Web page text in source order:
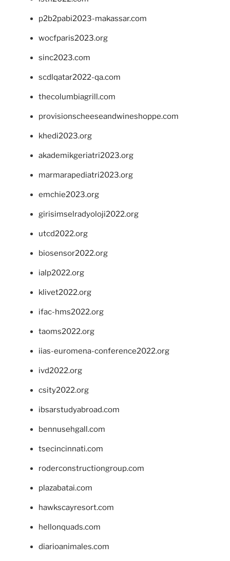
p2b2pabi2023-makassar.com
wocfparis2023.org
sinc2023.com
scdlqatar2022-qa.com
thecolumbiagrill.com
provisionscheeseandwineshoppe.com
khedi2023.org
akademikgeriatri2023.org
marmarapediatri2023.org
emchie2023.org
girisimselradyoloji2022.org
utcd2022.org
biosensor2022.org
ialp2022.org
klivet2022.org
ifac-hms2022.org
taoms2022.org
iias-euromena-conference2022.org
ivd2022.org
csity2022.org
ibsarstudyabroad.com
bennusehgall.com
tsecincinnati.com
roderconstructiongroup.com
plazabatai.com
hawkscayresort.com
hellonquads.com
diarioanimales.com